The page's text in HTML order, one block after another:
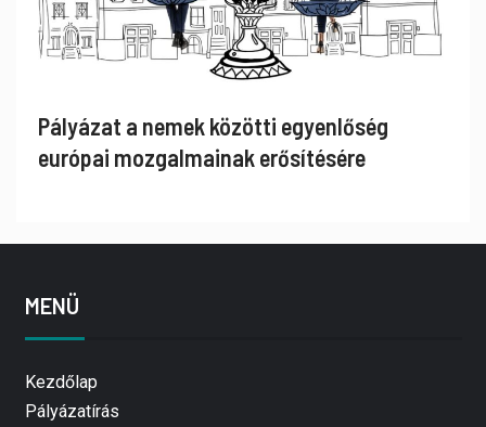
Pályázat a nemek közötti egyenlőség
európai mozgalmainak erősítésére
MENÜ
Kezdőlap
Pályázatírás